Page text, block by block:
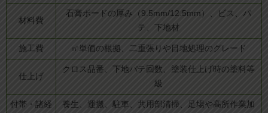
材料費
石膏ボードの厚み（9.5mm/12.5mm）、ビス、パ
テ、下地材
施工費 ㎡単価の根拠、二重張りや目地処理のグレード
仕上げ
クロス品番、下地パテ回数、塗装仕上げ時の塗料等
級
付帯・諸経
養生、運搬、駐車、共用部清掃、足場や高所作業加